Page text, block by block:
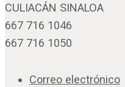
CULIACÁN SINALOA
667 716 1046
667 716 1050
Correo electrónico